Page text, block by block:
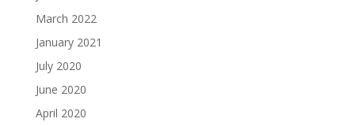
March 2022
January 2021
July 2020
June 2020
April 2020